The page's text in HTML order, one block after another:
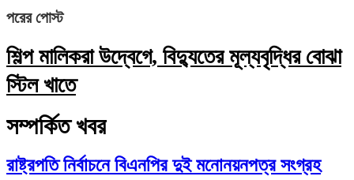
পরের পোস্ট
শিল্প মালিকরা উদ্বেগে, বিদ্যুতের মূল্যবৃদ্ধির বোঝা
স্টিল খাতে
সম্পর্কিত খবর
রাষ্ট্রপতি নির্বাচনে বিএনপির দুই মনোনয়নপত্র সংগ্রহ